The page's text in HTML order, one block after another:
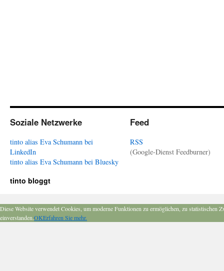
Soziale Netzwerke
tinto alias Eva Schumann bei
LinkedIn
tinto alias Eva Schumann bei Bluesky
Feed
RSS
(Google-Dienst Feedburner)
tinto bloggt
Diese Website verwendet Cookies, um moderne Funktionen zu ermöglichen, zu
einverstanden.OKErfahren Sie mehr.